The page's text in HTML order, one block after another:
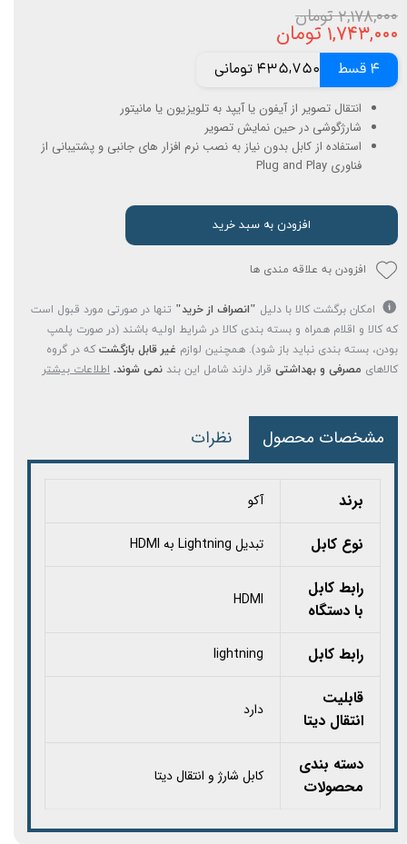
۲,۱۷۸,۰۰۰ تومان
۱,۷۴۳,۰۰۰ تومان
4 قسط 435,750 تومانی
انتقال تصویر از آیفون یا آیپد به تلویزیون یا مانیتور
شارژگوشی در حین نمایش تصویر
استفاده از کابل بدون نیاز به نصب نرم افزار های جانبی و پشتیبانی از
فناوری Plug and Play
افزودن به سبد خرید
افزودن به علاقه مندی ها
امکان برگشت کالا با دلیل "انصراف از خرید" تنها در صورتی مورد قبول است
که کالا و اقلام همراه و بسته بندی کالا در شرایط اولیه باشند (در صورت پلمپ
بودن، بسته بندی نباید باز شود). همچنین لوازم غیر قابل بازگشت که در گروه
کالاهای مصرفی و بهداشتی قرار دارند شامل این بند نمی شوند. اطلاعات بیشتر
مشخصات محصول نظرات
برند آکو
نوع کابل‏‏ تبدیل Lightning به HDMI
رابط کابل
با دستگاه
HDMI
رابط کابل lightning
قابلیت
انتقال دیتا
دارد
دسته بندی
محصولات
کابل شارژ و انتقال دیتا